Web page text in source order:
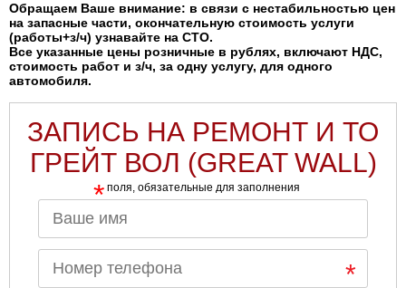
Обращаем Ваше внимание: в связи с нестабильностью цен
на запасные части, окончательную стоимость услуги
(работы+з/ч) узнавайте на СТО.
Все указанные цены розничные в рублях, включают НДС,
стоимость работ и з/ч, за одну услугу, для одного
автомобиля.
ЗАПИСЬ НА РЕМОНТ И ТО
ГРЕЙТ ВОЛ (GREAT WALL)
* поля, обязательные для заполнения